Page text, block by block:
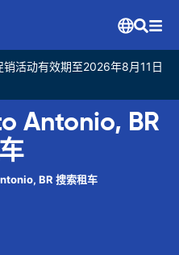
销活动有效期至2026年8月11日
Antonio, BR
BR 搜索租车